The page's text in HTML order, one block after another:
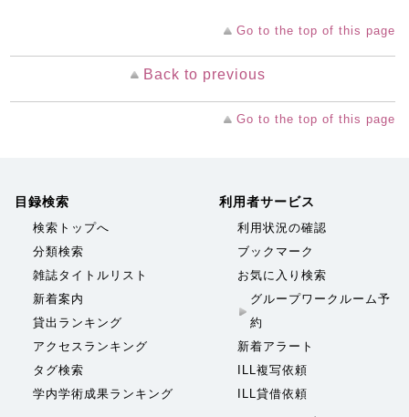
Go to the top of this page
Back to previous
Go to the top of this page
目録検索
検索トップへ
分類検索
雑誌タイトルリスト
新着案内
貸出ランキング
アクセスランキング
タグ検索
学内学術成果ランキング
利用者サービス
利用状況の確認
ブックマーク
お気に入り検索
グループワークルーム予
約
新着アラート
ILL複写依頼
ILL貸借依頼